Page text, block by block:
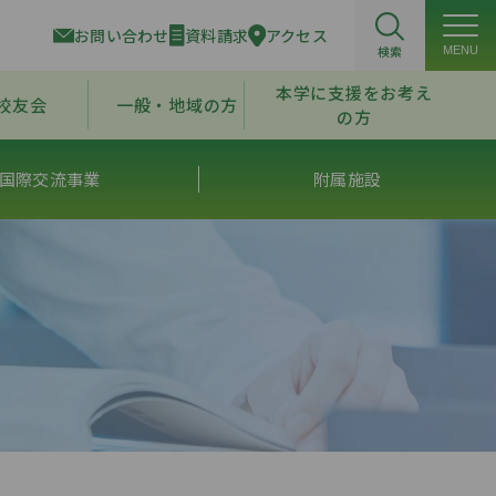
お問い合わせ 資料請求 アクセス
検索 MENU
友会 一般・地域の方
本学に支援をお考え
の方
国際交流事業 附属施設